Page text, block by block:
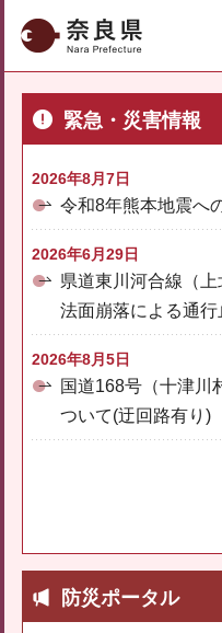
奈良県
緊急・災害情報
2026年8月7日
令和8年熊本地震へ
2026年6月29日
県道東川河合線（
法面崩落による通行
2026年8月5日
国道168号（十津川
ついて(迂回路有り)
防災ポータル